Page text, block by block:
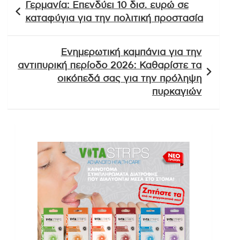
άρθρων
Γερμανία: Επενδύει 10 δισ. ευρώ σε
καταφύγια για την πολιτική προστασία
Ενημερωτική καμπάνια για την
αντιπυρική περίοδο 2026: Καθαρίστε τα
οικόπεδά σας για την πρόληψη
πυρκαγιών